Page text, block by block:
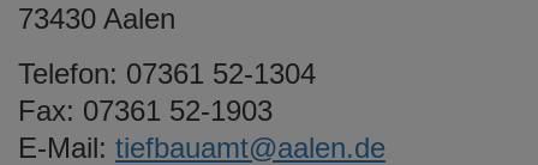
73430 Aalen
Telefon: 07361 52-1304
Fax: 07361 52-1903
E-Mail: tiefbauamt@aalen.de